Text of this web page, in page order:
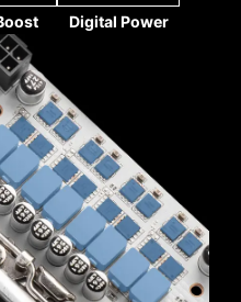
空
INSTALLER
Utility Installer 將自動
Digital Power
Mode 還可結
頻率，讓使用者輕鬆找
設計
24-pin 電源接頭均採
設計優勢在於處理高電
12V 電力傳輸至處理
優勢
觸面積，強化電力傳